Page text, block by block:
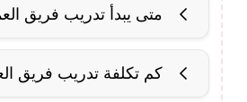
متى يبدأ تدريب فريق
كم تكلفة تدريب فريق